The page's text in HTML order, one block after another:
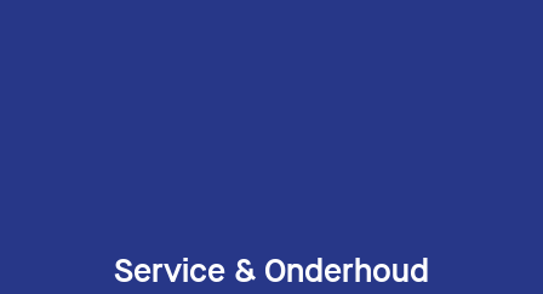
Service & Onderhoud